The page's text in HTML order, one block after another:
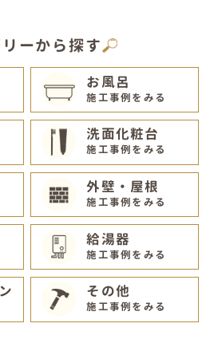
ーから探す
お風呂
施工事例をみる
洗面化粧台
施工事例をみる
外壁・屋根
施工事例をみる
給湯器
施工事例をみる
その他
施工事例をみる